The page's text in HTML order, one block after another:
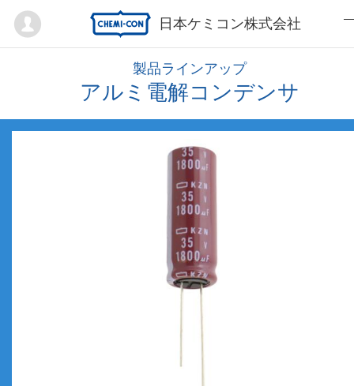
日本ケミコン株式会社
Mypage
製品ラインアップ
アルミ電解コンデンサ